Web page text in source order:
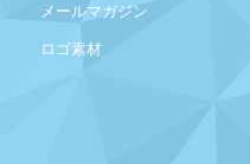
メールマガジン
ロゴ素材